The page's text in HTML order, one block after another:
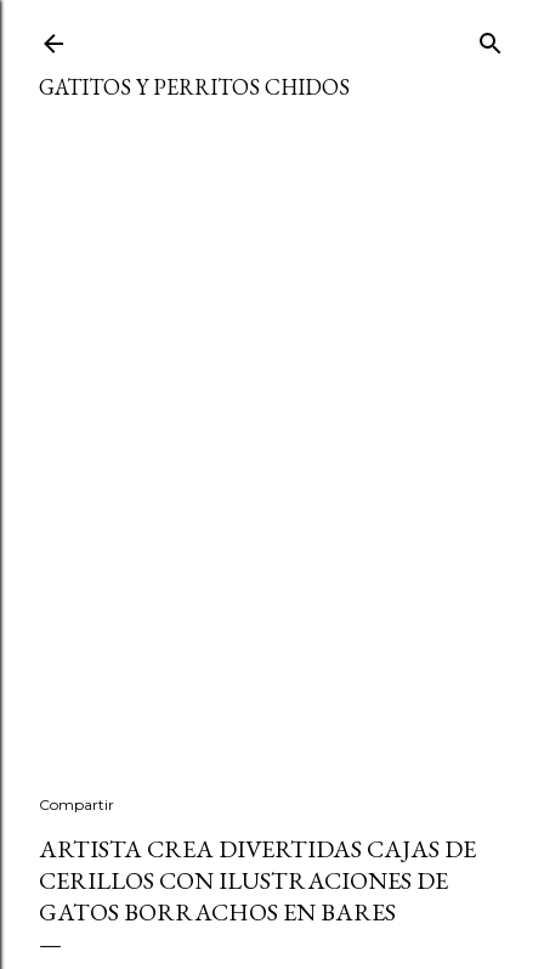
GATITOS Y PERRITOS CHIDOS
Compartir
ARTISTA CREA DIVERTIDAS CAJAS DE
CERILLOS CON ILUSTRACIONES DE
GATOS BORRACHOS EN BARES